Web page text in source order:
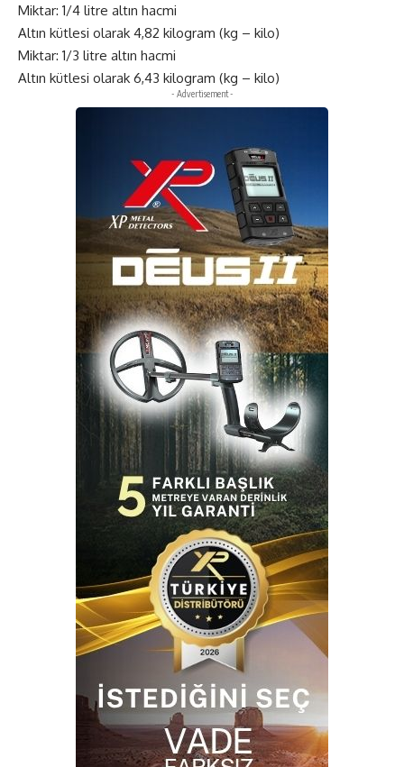
Miktar: 1/4 litre altın hacmi
Altın kütlesi olarak 4,82 kilogram (kg – kilo)
Miktar: 1/3 litre altın hacmi
Altın kütlesi olarak 6,43 kilogram (kg – kilo)
- Advertisement -